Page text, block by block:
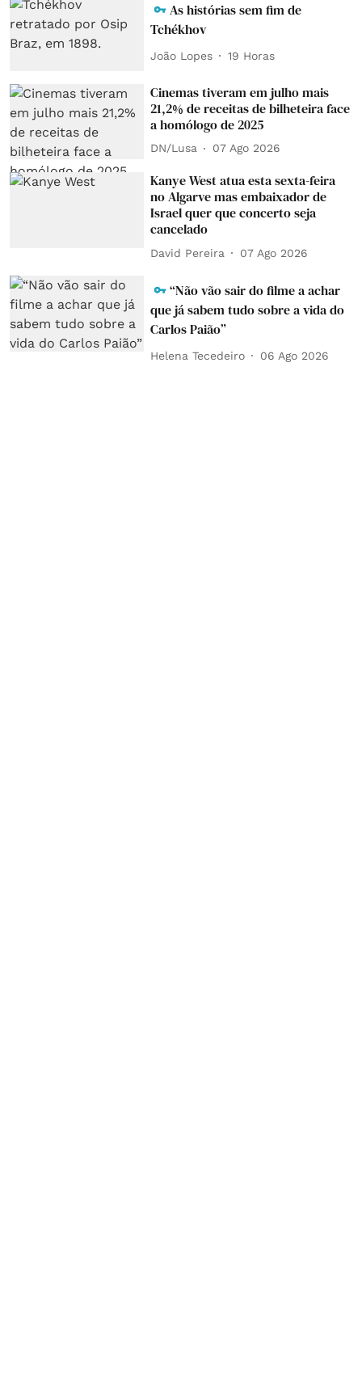
As histórias sem fim de
Tchékhov
João Lopes 19 Horas
Cinemas tiveram em julho mais
21,2% de receitas de bilheteira face
a homólogo de 2025
DN/Lusa 07 Ago 2026
Kanye West atua esta sexta-feira
no Algarve mas embaixador de
Israel quer que concerto seja
cancelado
David Pereira 07 Ago 2026
“Não vão sair do filme a achar
que já sabem tudo sobre a vida do
Carlos Paião”
Helena Tecedeiro 06 Ago 2026